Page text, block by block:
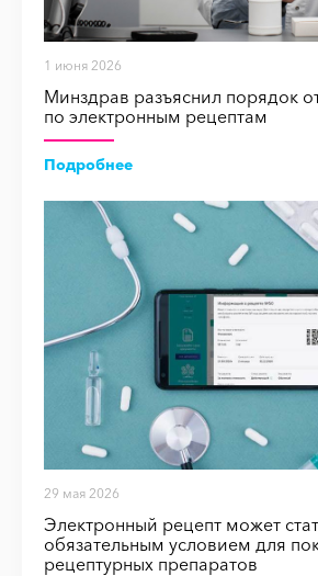
1 июня 2026
Минздрав разъяснил порядок
по электронным рецептам
Подробнее
29 мая 2026
Электронный рецепт может
обязательным условием для
рецептурных препаратов